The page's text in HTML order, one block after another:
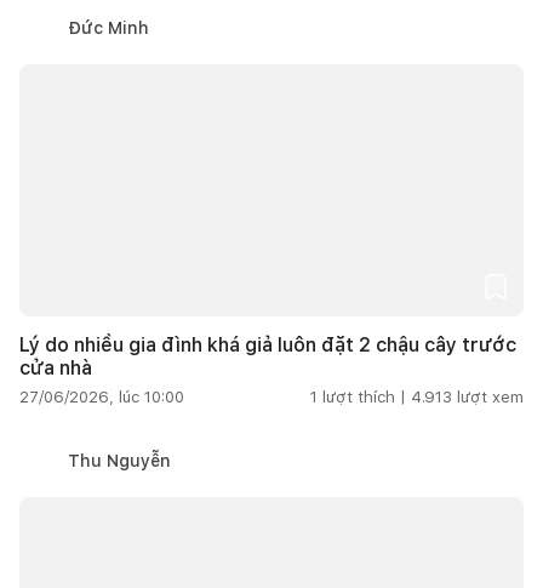
Đức Minh
Lý do nhiều gia đình khá giả luôn đặt 2 chậu cây trước
cửa nhà
27/06/2026, lúc 10:00 1 lượt thích | 4.913 lượt xem
Thu Nguyễn